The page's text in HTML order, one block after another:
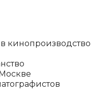
кинопроизводство